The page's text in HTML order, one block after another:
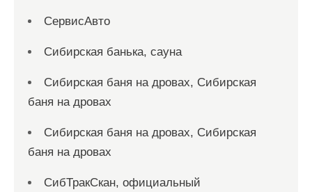
СервисАвто
Сибирская банька, сауна
Сибирская баня на дровах, Сибирская
баня на дровах
Сибирская баня на дровах, Сибирская
баня на дровах
СибТракСкан, официальный